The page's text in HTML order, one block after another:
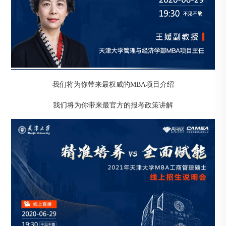
我们将为你带来最权威的MBA项目介绍
我们将为你带来最官方的报考政策讲解